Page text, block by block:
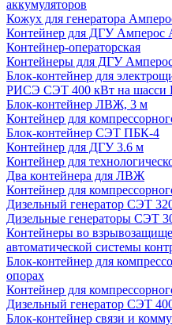
аккумуляторов
Кожух для генератора
Контейнер для ДГУ Амперос
Контейнер-операторская
Контейнеры для ДГУ
Блок-контейнер для
РИСЭ СЭТ 400 кВт на
Блок-контейнер ЛВЖ, 3 м
Контейнер для
Блок-контейнер СЭТ ПБК-4
Контейнер для ДГУ 3.6 м
Контейнер для
Два контейнера для ЛВЖ
Контейнер для
Дизельный генератор СЭТ
Дизельные генераторы СЭТ
Контейнеры во
автоматической системы
Блок-контейнер для
опорах
Контейнер для
Дизельный генератор СЭТ
Блок-контейнер связи и